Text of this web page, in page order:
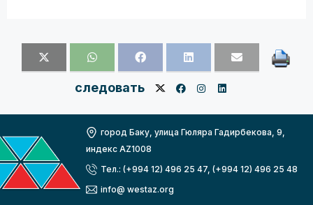
следовать
город Баку, улица Гюляра Гадирбекова, 9,
индекс AZ1008
Тел.: (+994 12) 496 25 47, (+994 12) 496 25 48
info@ westaz.org